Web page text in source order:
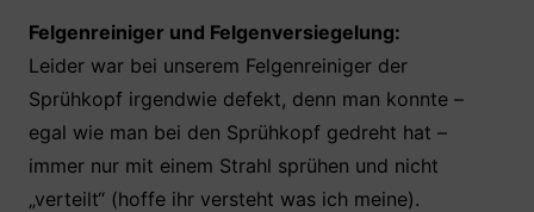
Felgenreiniger und Felgenversiegelung:
Leider war bei unserem Felgenreiniger der
Sprühkopf irgendwie defekt, denn man konnte –
egal wie man bei den Sprühkopf gedreht hat –
immer nur mit einem Strahl sprühen und nicht
„verteilt“ (hoffe ihr versteht was ich meine).